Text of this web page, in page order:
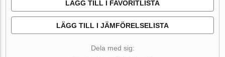
LÄGG TILL I FAVORITLISTA
LÄGG TILL I JÄMFÖRELSELISTA
Dela med sig: